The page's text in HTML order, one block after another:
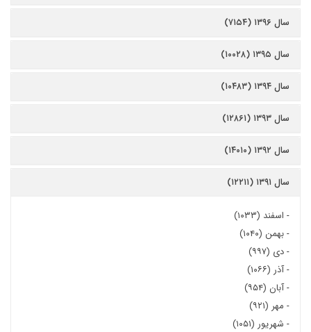
سال ۱۳۹۶ (۷۱۵۴)
سال ۱۳۹۵ (۱۰۰۲۸)
سال ۱۳۹۴ (۱۰۴۸۳)
سال ۱۳۹۳ (۱۲۸۶۱)
سال ۱۳۹۲ (۱۴۰۱۰)
سال ۱۳۹۱ (۱۲۲۱۱)
- اسفند (۱۰۳۳)
-بهمن (۱۰۴۰)
-دی (۹۹۷)
-آذر (۱۰۶۶)
-آبان (۹۵۴)
- مهر (۹۲۱)
- شهریور (۱۰۵۱)